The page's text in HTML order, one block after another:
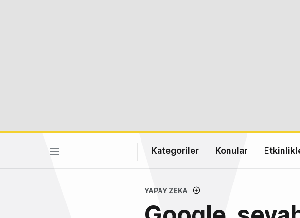
Kategoriler Konular
YAPAY ZEKA